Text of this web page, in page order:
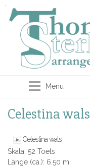
Menu
Celestina wals
Celestina wals
Skala: 52 Toets
Länge (ca.): 6.50 m.